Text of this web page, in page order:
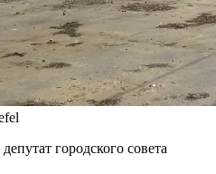
городского совета